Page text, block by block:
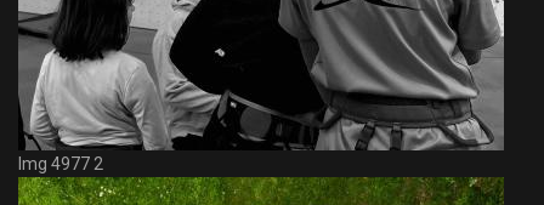
Img 4977 2